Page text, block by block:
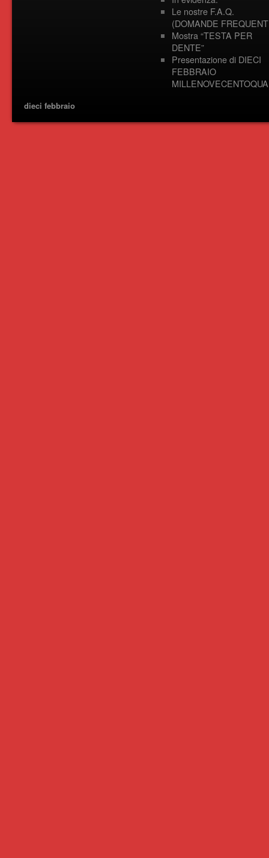
Le nostre F.A.Q.
(DOMANDE
Mostra “TESTA PER
DENTE”
Presentazione di DIECI
FEBBRAIO
dieci febbraio